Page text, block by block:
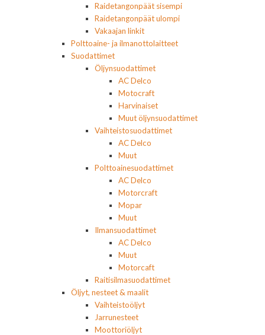
Raidetangonpäät sisempi
Raidetangonpäät ulompi
Vakaajan linkit
Polttoaine- ja ilmanottolaitteet
Suodattimet
Öljynsuodattimet
AC Delco
Motocraft
Harvinaiset
Muut öljynsuodattimet
Vaihteistosuodattimet
AC Delco
Muut
Polttoainesuodattimet
AC Delco
Motorcraft
Mopar
Muut
Ilmansuodattimet
AC Delco
Muut
Motorcaft
Raitisilmasuodattimet
Öljyt, nesteet & maalit
Vaihteistoöljyt
Jarrunesteet
Moottoriöljyt